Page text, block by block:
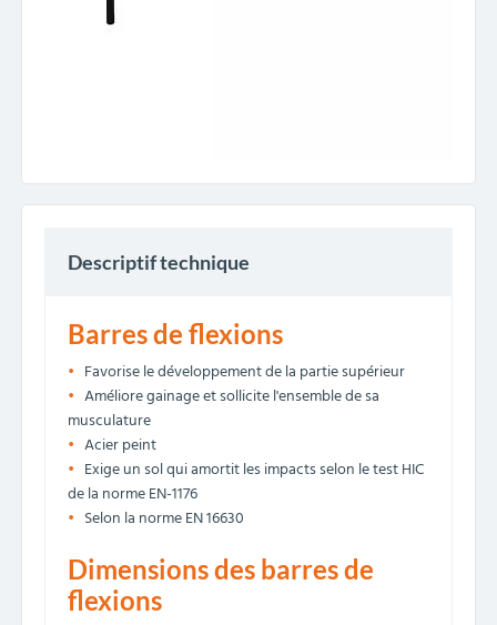
Descriptif technique
Barres de flexions
Favorise le développement de la partie supérieur
Améliore gainage et sollicite l'ensemble de sa
musculature
Acier peint
Exige un sol qui amortit les impacts selon le test HIC
de la norme EN-1176
Selon la norme EN 16630
Dimensions des barres de
flexions